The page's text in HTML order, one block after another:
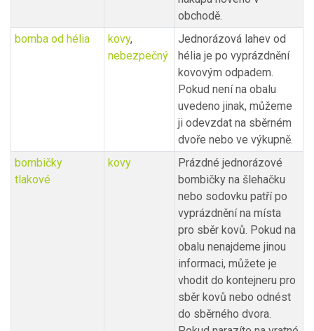
obchodě.
bomba od hélia
kovy,
nebezpečný
Jednorázová lahev od
hélia je po vyprázdnění
kovovým odpadem.
Pokud není na obalu
uvedeno jinak, můžeme
ji odevzdat na sběrném
dvoře nebo ve výkupně.
bombičky
tlakové
kovy
Prázdné jednorázové
bombičky na šlehačku
nebo sodovku patří po
vyprázdnění na místa
pro sběr kovů. Pokud na
obalu nenajdeme jinou
informaci, můžete je
vhodit do kontejneru pro
sběr kovů nebo odnést
do sběrného dvora.